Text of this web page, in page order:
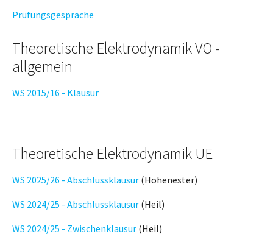
Prüfungsgespräche
Theoretische Elektrodynamik VO -
allgemein
WS 2015/16 - Klausur
Theoretische Elektrodynamik UE
WS 2025/26 - Abschlussklausur (Hohenester)
WS 2024/25 - Abschlussklausur (Heil)
WS 2024/25 - Zwischenklausur (Heil)